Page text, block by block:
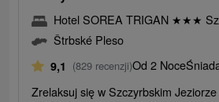
Hotel SOREA TRIGAN ★★★
Štrbské Pleso
9,1 (829 recenzji)Od 2 Noce
Zrelaksuj się w Szczyrbskim